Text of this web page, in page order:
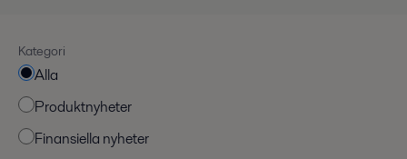
Kategori
Alla
Produktnyheter
Finansiella nyheter